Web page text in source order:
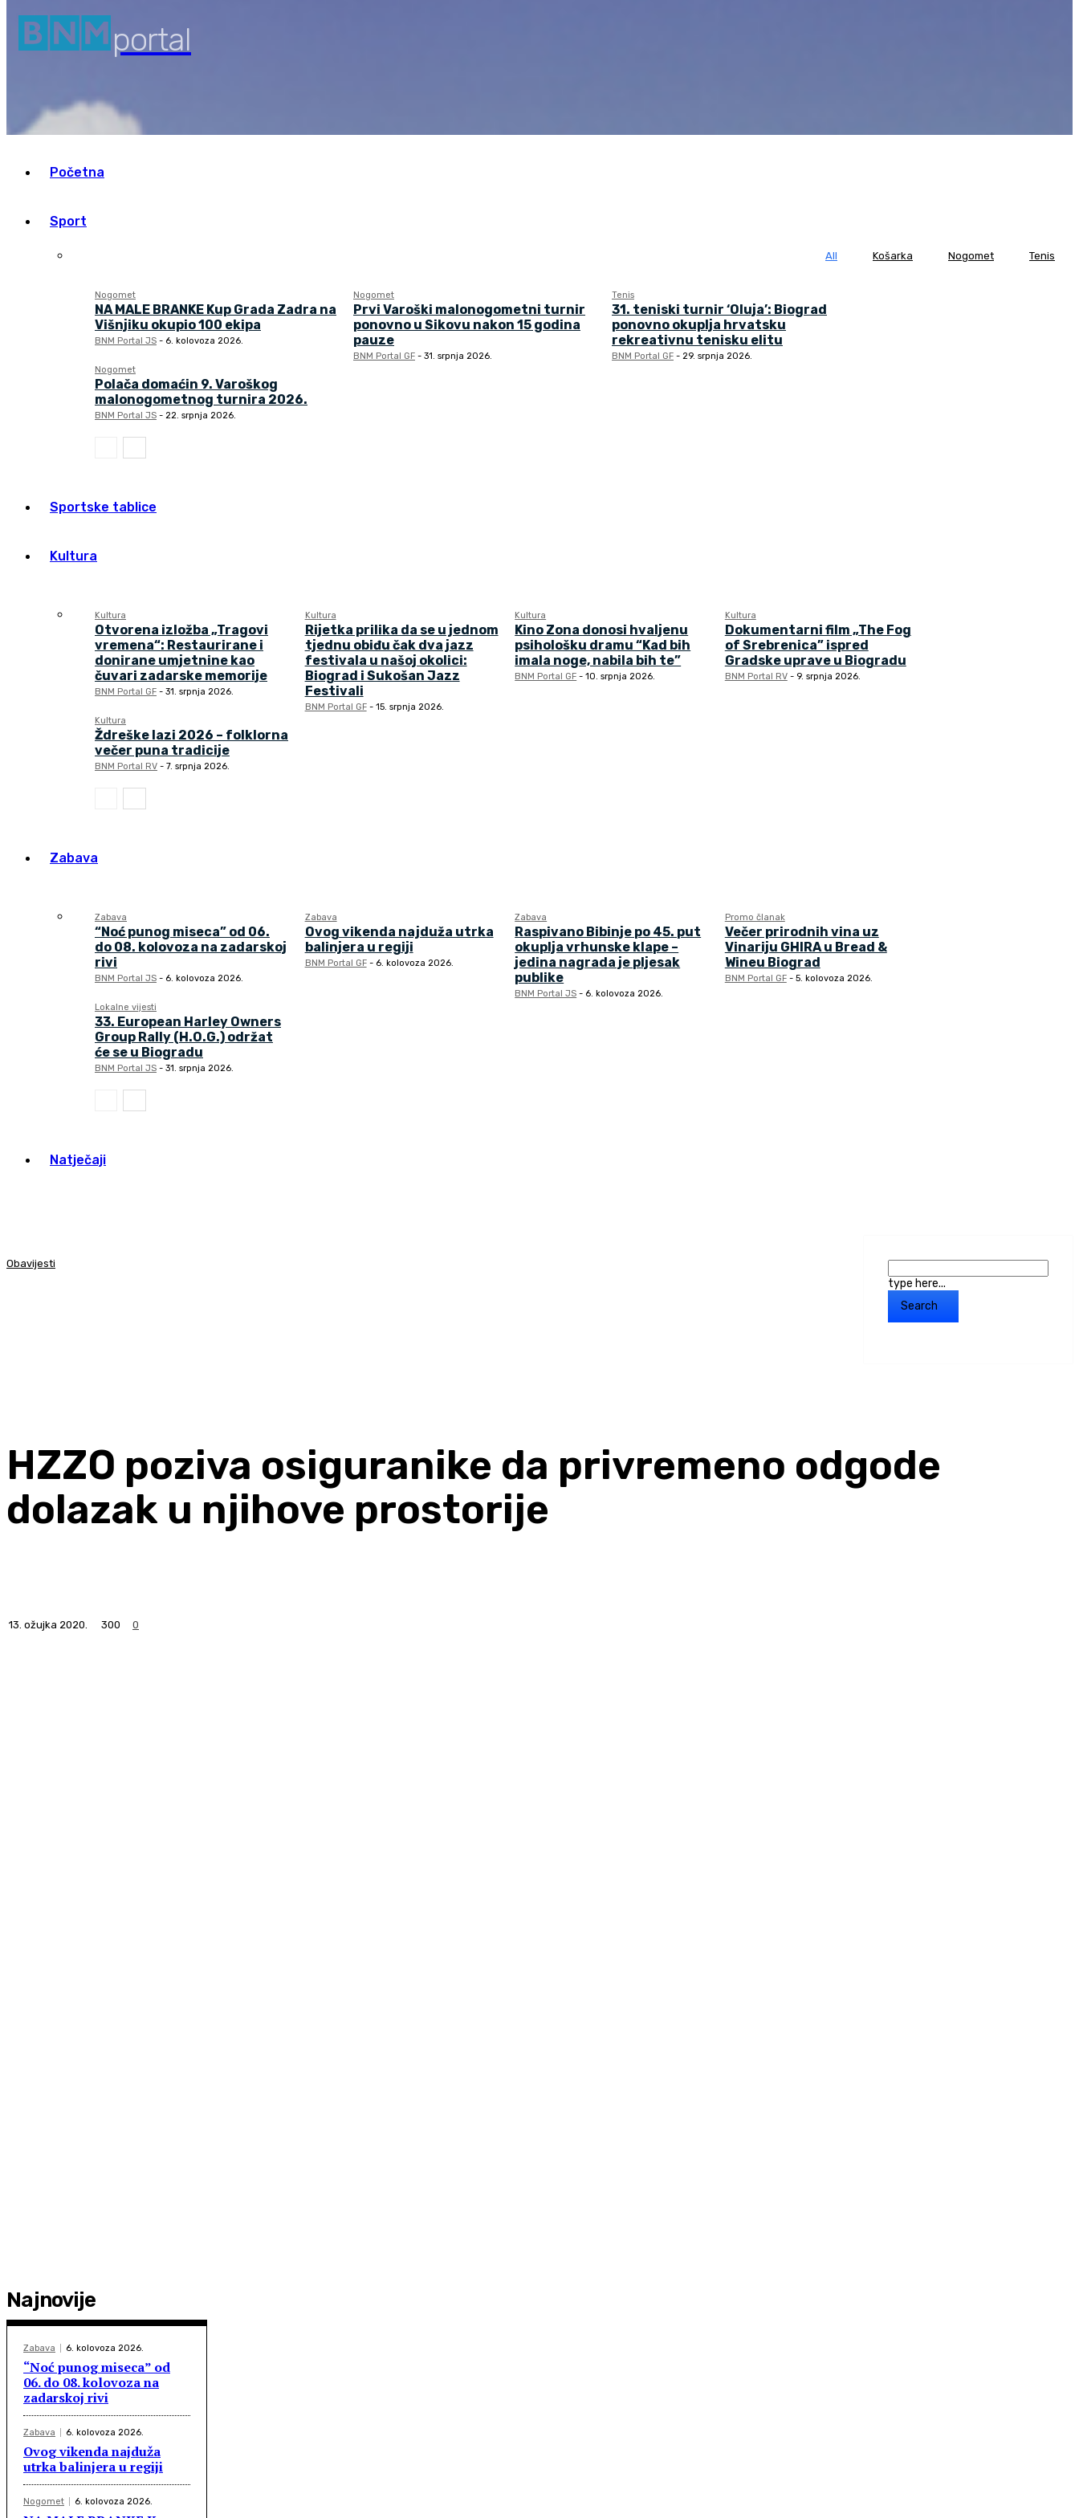
portal
Početna
Sport
All Košarka Nogomet Tenis
Nogomet
NA MALE BRANKE Kup Grada Zadra na
Višnjiku okupio 100 ekipa
BNM Portal JS - 6. kolovoza 2026.
Nogomet
Prvi Varoški malonogometni turnir
ponovno u Sikovu nakon 15 godina
pauze
BNM Portal GF - 31. srpnja 2026.
Tenis
31. teniski turnir ‘Oluja’: Biograd
ponovno okuplja hrvatsku
rekreativnu tenisku elitu
BNM Portal GF - 29. srpnja 2026.
Nogomet
Polača domaćin 9. Varoškog
malonogometnog turnira 2026.
BNM Portal JS - 22. srpnja 2026.
Sportske tablice
Kultura
Kultura
Otvorena izložba „Tragovi
vremena“: Restaurirane i
donirane umjetnine kao
čuvari zadarske memorije
BNM Portal GF - 31. srpnja 2026.
Kultura
Rijetka prilika da se u jednom
tjednu obiđu čak dva jazz
festivala u našoj okolici:
Biograd i Sukošan Jazz
Festivali
BNM Portal GF - 15. srpnja 2026.
Kultura
Kino Zona donosi hvaljenu
psihološku dramu “Kad bih
imala noge, nabila bih te”
BNM Portal GF - 10. srpnja 2026.
Kultura
Dokumentarni film „The Fog
of Srebrenica” ispred
Gradske uprave u Biogradu
BNM Portal RV - 9. srpnja 2026.
Kultura
Ždreške lazi 2026 – folklorna
večer puna tradicije
BNM Portal RV - 7. srpnja 2026.
Zabava
Zabava
“Noć punog miseca” od 06.
do 08. kolovoza na zadarskoj
rivi
BNM Portal JS - 6. kolovoza 2026.
Zabava
Ovog vikenda najduža utrka
balinjera u regiji
BNM Portal GF - 6. kolovoza 2026.
Zabava
Raspivano Bibinje po 45. put
okuplja vrhunske klape –
jedina nagrada je pljesak
publike
BNM Portal JS - 6. kolovoza 2026.
Promo članak
Večer prirodnih vina uz
Vinariju GHIRA u Bread &
Wineu Biograd
BNM Portal GF - 5. kolovoza 2026.
Lokalne vijesti
33. European Harley Owners
Group Rally (H.O.G.) održat
će se u Biogradu
BNM Portal JS - 31. srpnja 2026.
Natječaji
type here...
Search
Obavijesti
HZZO poziva osiguranike da privremeno odgode
dolazak u njihove prostorije
13. ožujka 2020. 300 0
Najnovije
Zabava 6. kolovoza 2026.
“Noć punog miseca” od
06. do 08. kolovoza na
zadarskoj rivi
Zabava 6. kolovoza 2026.
Ovog vikenda najduža
utrka balinjera u regiji
Nogomet 6. kolovoza 2026.